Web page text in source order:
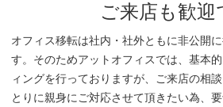
ご来店も歓迎
オフィス移転は社内・社外ともに非公開
す。そのためアットオフィスでは、基本
ィングを行っておりますが、ご来店の相
とりに親身にご対応させて頂きたい為、